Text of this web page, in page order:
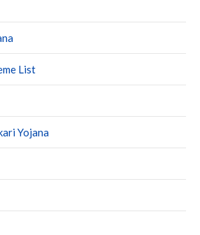
List
Yojana